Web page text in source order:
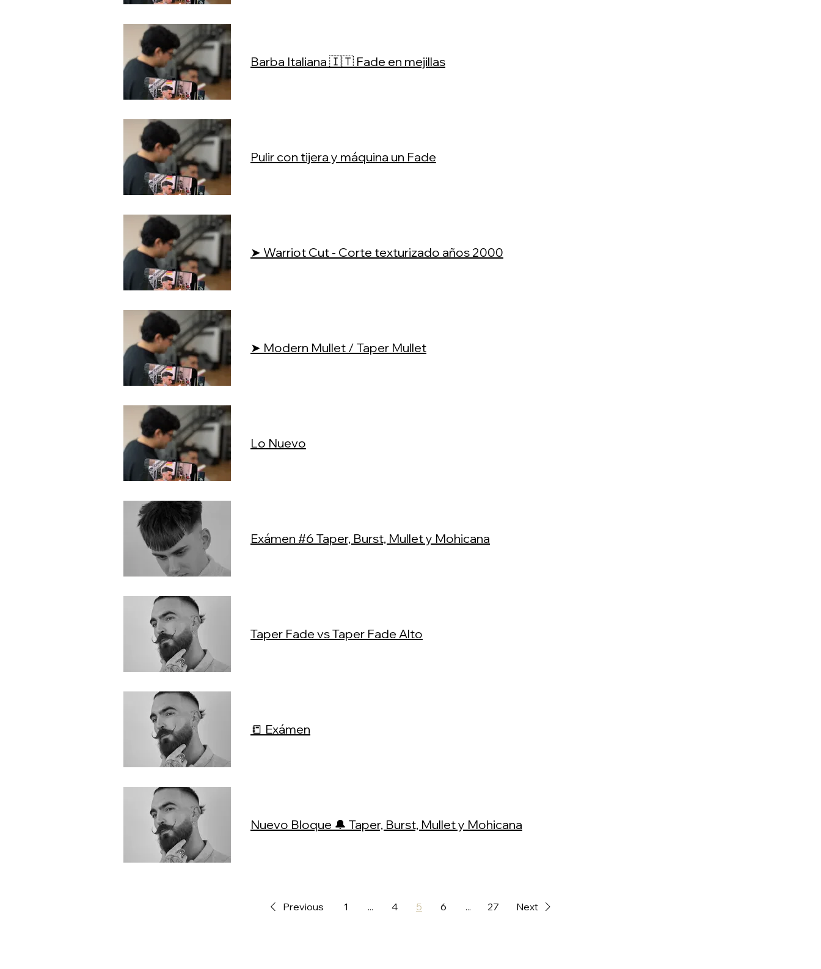
Barba Italiana 🇮🇹 Fade en mejillas
Pulir con tijera y máquina un Fade
➤ Warriot Cut - Corte texturizado años 2000
➤ Modern Mullet / Taper Mullet
Lo Nuevo
Exámen #6 Taper, Burst, Mullet y Mohicana
Taper Fade vs Taper Fade Alto
📒 Exámen
Nuevo Bloque 🔔 Taper, Burst, Mullet y Mohicana
Previous 1 ... 4 5 6 ... 27 Next